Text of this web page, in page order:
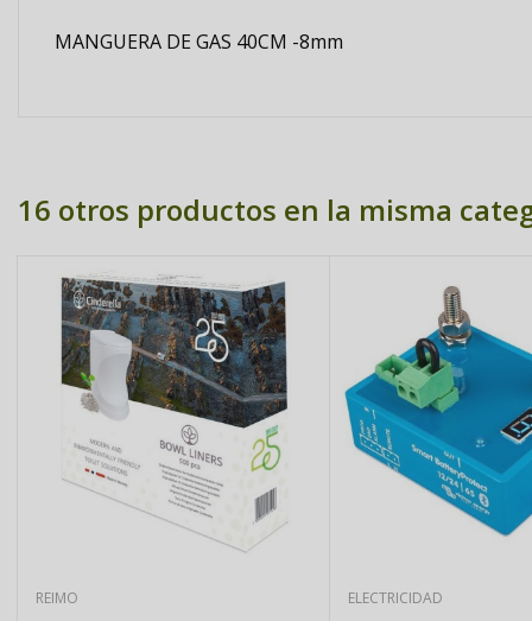
MANGUERA DE GAS 40CM -8mm
16 otros productos en la misma
REIMO ELECTRICIDAD